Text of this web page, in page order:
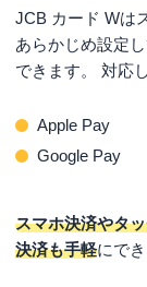
JCB カード Wは
あらかじめ設定
できます。 対応
Apple Pay
Google Pay
スマホ決済やタ
決済も手軽にでき